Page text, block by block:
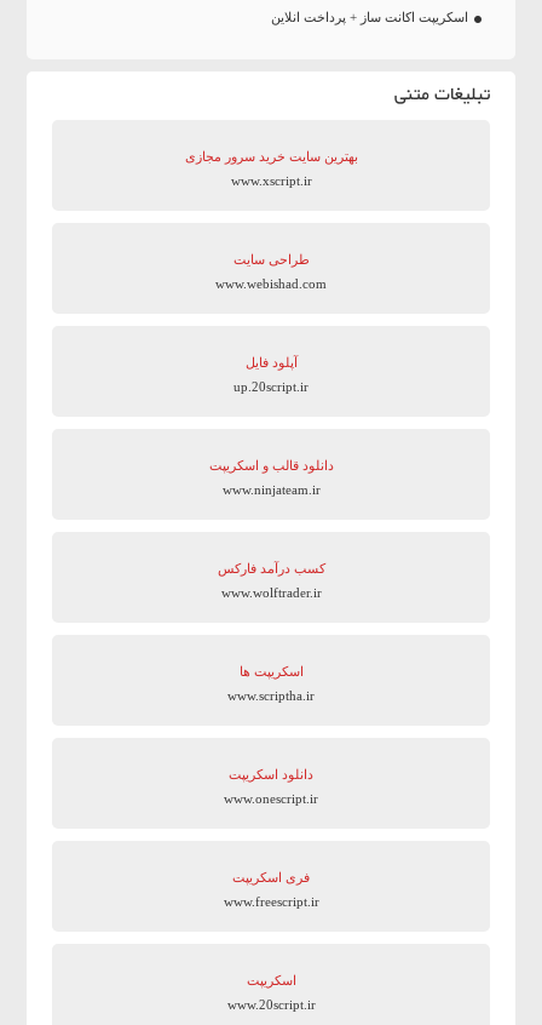
اسکریپت اکانت ساز + پرداخت انلاین
تبلیغات متنی
بهترین سایت‌ خرید سرور مجازی
www.xscript.ir
طراحی سایت
www.webishad.com
آپلود فایل
up.20script.ir
دانلود قالب و اسکریپت
www.ninjateam.ir
کسب درآمد فارکس
www.wolftrader.ir
اسکریپت ها
www.scriptha.ir
دانلود اسکریپت
www.onescript.ir
فری اسکریپت
www.freescript.ir
اسکریپت
www.20script.ir